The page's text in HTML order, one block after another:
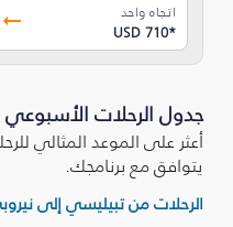
اتجاه واحد
USD 710*
جدول الرحلات
أعثر على الموعد المثالي
يتوافق مع برنامجك.
الرحلات من تبيليسي إلى